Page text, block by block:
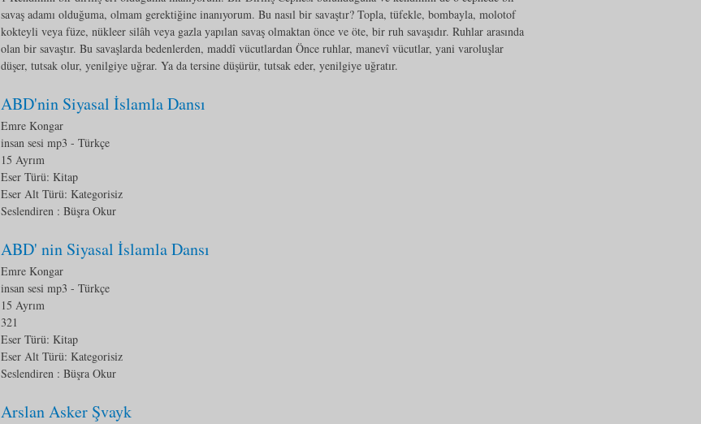
savaş adamı olduğuma, olmam gerektiğine inanıyorum. Bu nasıl bir savaştır? Topla, tüfekle, bombayla, molotof
kokteyli veya füze, nükleer silâh veya gazla yapılan savaş olmaktan önce ve öte, bir ruh savaşıdır. Ruhlar arasında
olan bir savaştır. Bu savaşlarda bedenlerden, maddî vücutlardan Önce ruhlar, manevî vücutlar, yani varoluşlar
düşer, tutsak olur, yenilgiye uğrar. Ya da tersine düşürür, tutsak eder, yenilgiye uğratır.
ABD'nin Siyasal İslamla Dansı
Emre Kongar
insan sesi mp3 - Türkçe
15 Ayrım
Eser Türü: Kitap
Eser Alt Türü: Kategorisiz
Seslendiren : Büşra Okur
ABD' nin Siyasal İslamla Dansı
Emre Kongar
insan sesi mp3 - Türkçe
15 Ayrım
321
Eser Türü: Kitap
Eser Alt Türü: Kategorisiz
Seslendiren : Büşra Okur
Arslan Asker Şvayk